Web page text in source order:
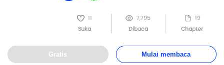
11
Suka
7,795
Dibaca
19
Chapter
Gratis Mulai membaca